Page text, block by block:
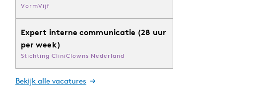
VormVijf
Expert interne communicatie (28 uur
per week)
Stichting CliniClowns Nederland
Bekijk alle vacatures